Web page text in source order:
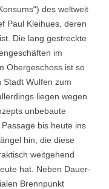
des weltweit
Paul Kleihues, deren
Die lang gestreckte
im
Obergeschoss ist so
Stadt Wulfen zum
liegen wegen
unbebaute
bis heute ins
hin, die diese
weitgehend
hat. Neben Dauer-
Brennpunkt